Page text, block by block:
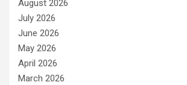
August 2026
July 2026
June 2026
May 2026
April 2026
March 2026